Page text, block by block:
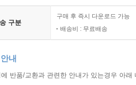
구분
구매 후 즉시 다운로드 가능
배송비 : 무료배송
내
반품/교환과 관련한 안내가 있는경우 아